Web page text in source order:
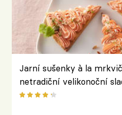
Jarní sušenky à la
netradiční velikonoční